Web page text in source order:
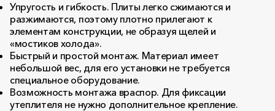
Упругость и гибкость. Плиты легко сжимаются и
разжимаются, поэтому плотно прилегают к
элементам конструкции, не образуя щелей и
«мостиков холода».
Быстрый и простой монтаж. Материал имеет
небольшой вес, для его установки не требуется
специальное оборудование.
Возможность монтажа враспор. Для фиксации
утеплителя не нужно дополнительное крепление.